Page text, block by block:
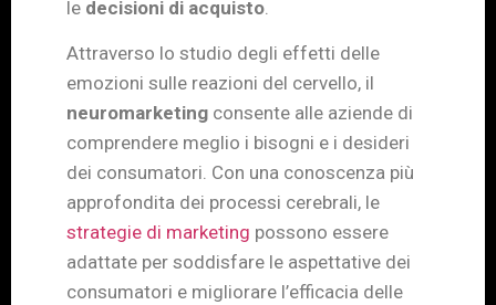
le decisioni di acquisto.
Attraverso lo studio degli effetti delle
emozioni sulle reazioni del cervello, il
neuromarketing consente alle aziende di
comprendere meglio i bisogni e i desideri
dei consumatori. Con una conoscenza più
approfondita dei processi cerebrali, le
strategie di marketing possono essere
adattate per soddisfare le aspettative dei
consumatori e migliorare l’efficacia delle